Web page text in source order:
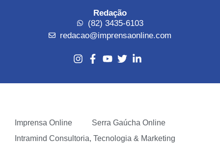
Redação
(82) 3435-6103
redacao@imprensaonline.com
Imprensa Online
Serra Gaúcha Online
Intramind Consultoria, Tecnologia & Marketing